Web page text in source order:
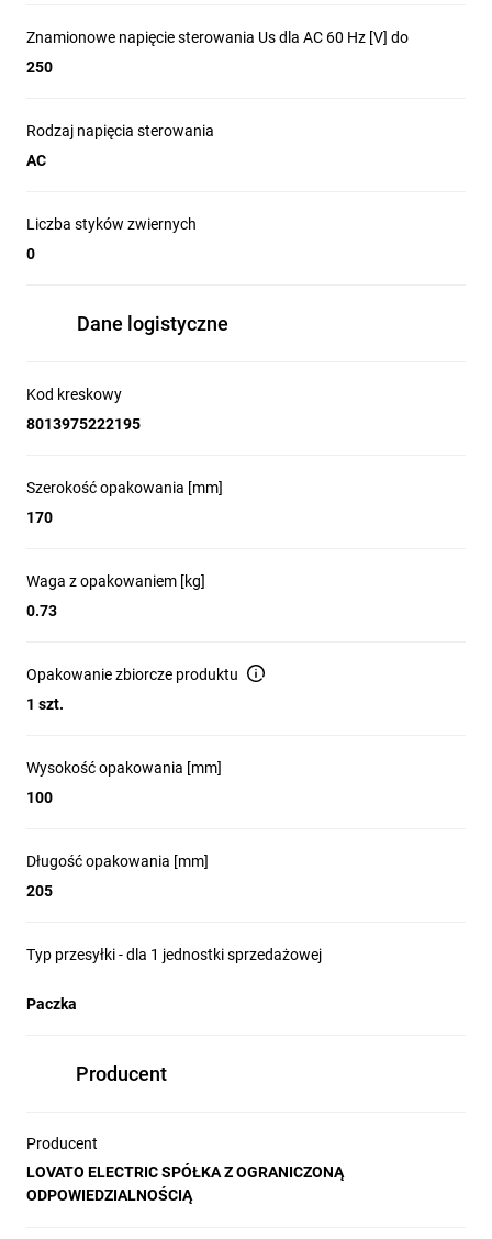
Znamionowe napięcie sterowania Us dla AC 60 Hz [V] do
250
Rodzaj napięcia sterowania
AC
Liczba styków zwiernych
0
Dane logistyczne
Kod kreskowy
8013975222195
Szerokość opakowania [mm]
170
Waga z opakowaniem [kg]
0.73
Opakowanie zbiorcze produktu
1 szt.
Wysokość opakowania [mm]
100
Długość opakowania [mm]
205
Typ przesyłki - dla 1 jednostki sprzedażowej
Paczka
Producent
Producent
LOVATO ELECTRIC SPÓŁKA Z OGRANICZONĄ
ODPOWIEDZIALNOŚCIĄ